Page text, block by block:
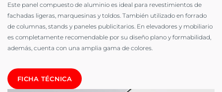
Este panel compuesto de aluminio es ideal para revestimientos de
fachadas ligeras, marquesinas y toldos. También utilizado en forrado
de columnas, stands y paneles publicitarios. En elevadores y mobiliario
es completamente recomendable por su diseño plano y formabilidad,
además, cuenta con una amplia gama de colores.
FICHA TÉCNICA